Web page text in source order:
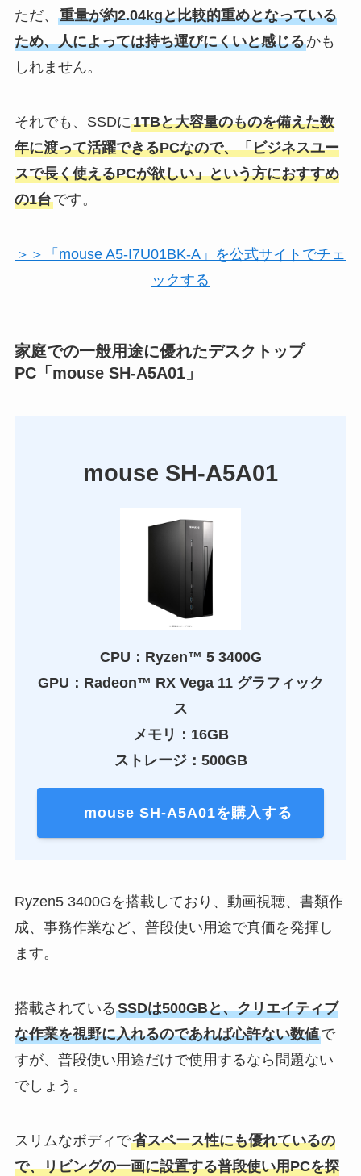
ただ、 重量が約2.04kgと比較的重めとなっている
ため、人によっては持ち運びにくいと感じるかも
しれません。
それでも、SSDに1TBと大容量のものを備えた数
年に渡って活躍できるPCなので、「ビジネスユー
スで長く使えるPCが欲しい」という方におすすめ
の1台です。
＞＞「mouse A5-I7U01BK-A」を公式サイトでチェ
ックする
家庭での一般用途に優れたデスクトップ
PC「mouse SH-A5A01」
mouse SH-A5A01
CPU：Ryzen™ 5 3400G
GPU：Radeon™ RX Vega 11 グラフィック
ス
メモリ：16GB
ストレージ：500GB
mouse SH-A5A01を購入する
Ryzen5 3400Gを搭載しており、動画視聴、書類作
成、事務作業など、普段使い用途で真価を発揮し
ます。
搭載されているSSDは500GBと、クリエイティブ
な作業を視野に入れるのであれば心許ない数値で
すが、普段使い用途だけで使用するなら問題ない
でしょう。
スリムなボディで省スペース性にも優れているの
で、リビングの一画に設置する普段使い用PCを探